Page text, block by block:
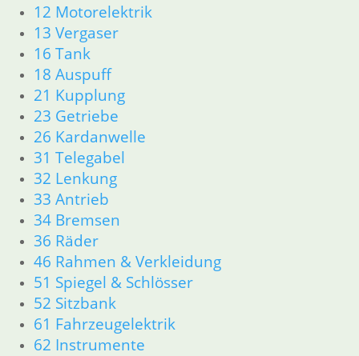
12 Motorelektrik
13 Vergaser
16 Tank
18 Auspuff
21 Kupplung
23 Getriebe
26 Kardanwelle
31 Telegabel
32 Lenkung
33 Antrieb
34 Bremsen
36 Räder
46 Rahmen & Verkleidung
51 Spiegel & Schlösser
52 Sitzbank
61 Fahrzeugelektrik
62 Instrumente